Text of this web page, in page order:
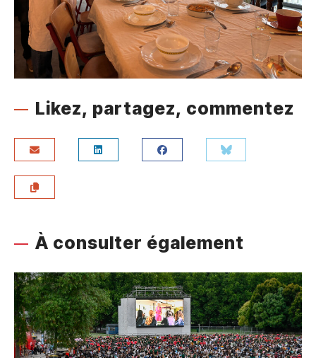
Likez, partagez, commentez
À consulter également